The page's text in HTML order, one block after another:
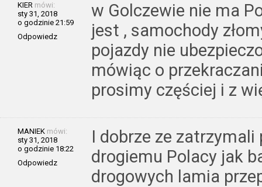
KIER mówi:
sty 31, 2018
o godzinie 21:59
Odpowiedz
w Golczewie nie ma
jest , samochody
pojazdy nie
mówiąc o
prosimy częściej i z
MANIEK mówi:
sty 31, 2018
o godzinie 18:22
Odpowiedz
I dobrze ze
drogiemu Polacy jak
drogowych lamia